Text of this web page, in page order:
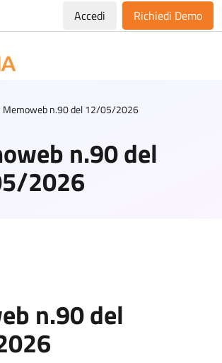
di navigazioneAccedi Richiedi Demo
Memoweb n.90 del 12/05/2026
n.90 del
2026
n.90 del